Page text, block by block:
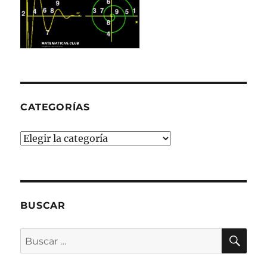
CATEGORÍAS
Categorías
BUSCAR
Buscar
por: